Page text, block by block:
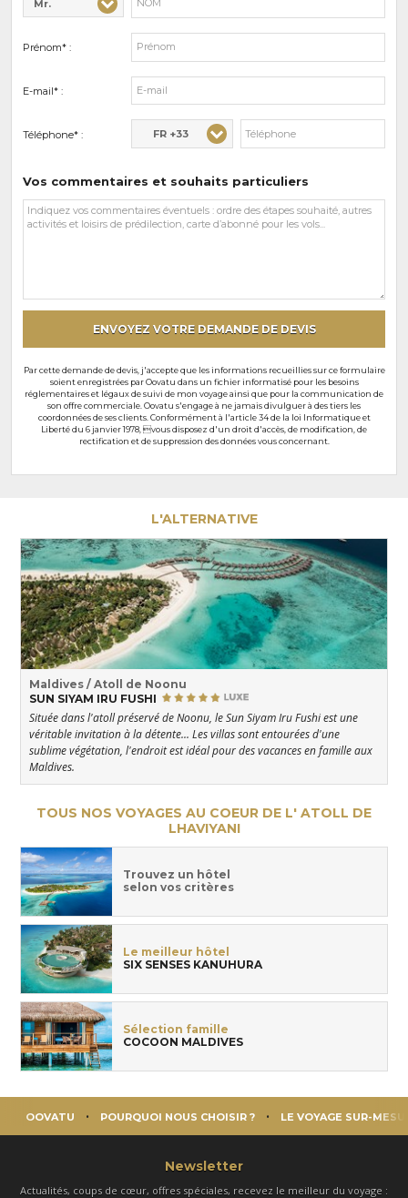
Civilité* :
Mr.
Nom* :
Prénom* :
E-mail* :
Téléphone* : FR +33
Vos commentaires et souhaits particuliers
Vos
commentaires
ENVOYEZ VOTRE DEMANDE DE DEVIS
Par cette demande de devis, j'accepte que les informations recueillies sur ce formulaire
soient enregistrées par Oovatu dans un fichier informatisé pour les besoins
réglementaires et légaux de suivi de mon voyage ainsi que pour la communication de
son offre commerciale. Oovatu s'engage à ne jamais divulguer à des tiers les
coordonnées de ses clients. Conformément à l'article 34 de la loi Informatique et
Liberté du 6 janvier 1978, vous disposez d'un droit d'accès, de modification, de
rectification et de suppression des données vous concernant.
L'ALTERNATIVE
Maldives / Atoll de Noonu
SUN SIYAM IRU FUSHI
Située dans l'atoll préservé de Noonu, le Sun Siyam Iru Fushi est une
véritable invitation à la détente... Les villas sont entourées d'une
sublime végétation, l'endroit est idéal pour des vacances en famille aux
Maldives.
TOUS NOS VOYAGES AU COEUR DE L' ATOLL DE
LHAVIYANI
Trouvez un hôtel
selon vos critères
Le meilleur hôtel
SIX SENSES KANUHURA
Sélection famille
COCOON MALDIVES
OOVATU POURQUOI NOUS CHOISIR ? LE VOYAGE SUR-
Newsletter
Actualités, coups de cœur, offres spéciales, recevez le meilleur du voyage :